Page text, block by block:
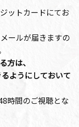
ットカードにてお
ールが届きますの
方は、
ようにしておいて
時間のご視聴とな